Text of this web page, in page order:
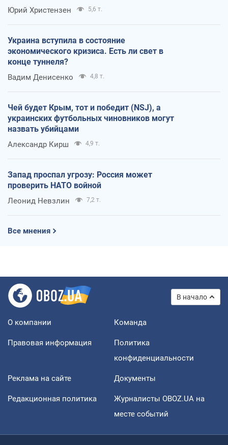
Юрий Христензен 5,6 т.
Украина вступила в состояние
экономического кризиса. Есть ли свет в
конце туннеля?
Вадим Денисенко 4,8 т.
Чей будет Крым, тот и победит (NSJ), а
украинских футбольных чиновников могут
назвать убийцами
Александр Кирш 4,9 т.
Запад проспал угрозу: Россия может
проверить НАТО войной
Леонид Невзлин 7,2 т.
Все мнения
В начало
О компании Команда
Правовая информация
Политика
конфиденциальности
Реклама на сайте Документы
Редакционная политика
Журналисты OBOZ.UA на
месте событий